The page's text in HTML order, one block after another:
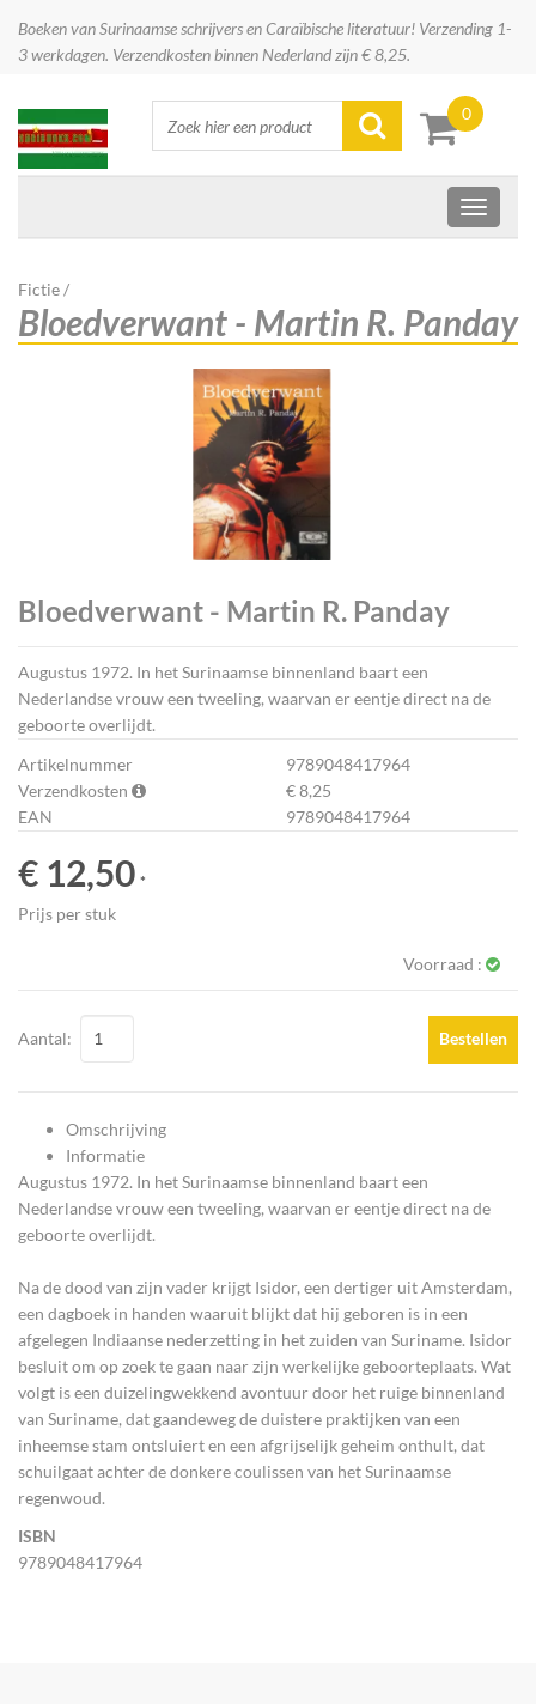
Boeken van Surinaamse schrijvers en Caraïbische literatuur! Verzending 1-
3 werkdagen. Verzendkosten binnen Nederland zijn € 8,25.
0
Fictie/
Bloedverwant - Martin R. Panday
Bloedverwant - Martin R. Panday
Augustus 1972. In het Surinaamse binnenland baart een
Nederlandse vrouw een tweeling, waarvan er eentje direct na de
geboorte overlijdt.
Artikelnummer
9789048417964
Verzendkosten
€ 8,25
EAN
9789048417964
€ 12,50 *
Prijs per stuk
Voorraad :
Aantal: Bestellen
Omschrijving
Informatie
Augustus 1972. In het Surinaamse binnenland baart een
Nederlandse vrouw een tweeling, waarvan er eentje direct na de
geboorte overlijdt.
Na de dood van zijn vader krijgt Isidor, een dertiger uit Amsterdam,
een dagboek in handen waaruit blijkt dat hij geboren is in een
afgelegen Indiaanse nederzetting in het zuiden van Suriname. Isidor
besluit om op zoek te gaan naar zijn werkelijke geboorteplaats. Wat
volgt is een duizelingwekkend avontuur door het ruige binnenland
van Suriname, dat gaandeweg de duistere praktijken van een
inheemse stam ontsluiert en een afgrijselijk geheim onthult, dat
schuilgaat achter de donkere coulissen van het Surinaamse
regenwoud.
ISBN
9789048417964